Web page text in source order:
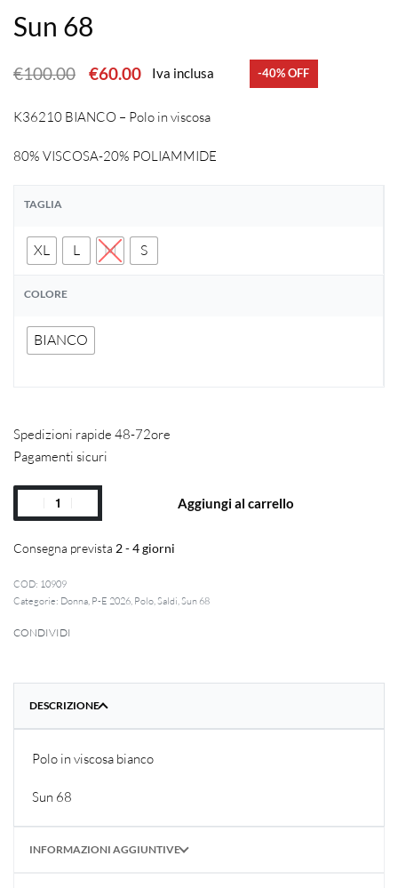
Sun 68
€100.00 €60.00 Iva inclusa -40% OFF
K36210 BIANCO – Polo in viscosa
80% VISCOSA-20% POLIAMMIDE
TAGLIA
XL L M S
COLORE
BIANCO
Spedizioni rapide 48-72ore
Pagamenti sicuri
Aggiungi al carrello
Consegna prevista 2 - 4 giorni
10909
Categorie: Donna P-E 2026 Polo Saldi Sun 68
CONDIVIDI
DESCRIZIONE
Polo in viscosa bianco
Sun 68
INFORMAZIONI AGGIUNTIVE